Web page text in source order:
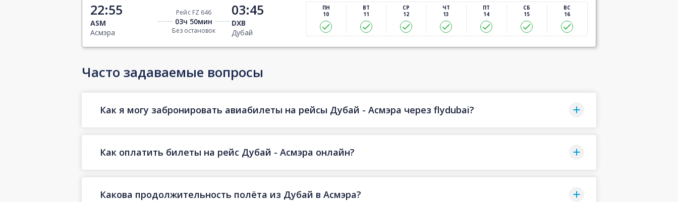
22:55
ASM
Асмэра
Рейс FZ 646
03ч 50мин
Без остановок
03:45
DXB
Дубай
ПН
10
ВТ
11
СР
12
ЧТ
13
ПТ
14
СБ
15
ВС
16
Часто задаваемые вопросы
Как я могу забронировать авиабилеты на рейсы Дубай - Асмэра через flydubai?
Как оплатить билеты на рейс Дубай - Асмэра онлайн?
Какова продолжительность полёта из Дубай в Асмэра?